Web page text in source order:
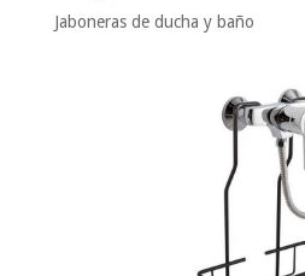
Jaboneras de ducha y baño